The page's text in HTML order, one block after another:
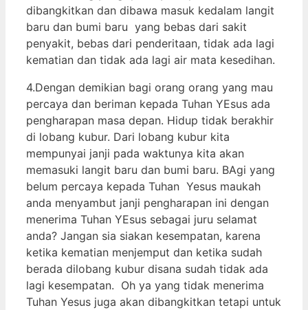
dibangkitkan dan dibawa masuk kedalam langit
baru dan bumi baru yang bebas dari sakit
penyakit, bebas dari penderitaan, tidak ada lagi
kematian dan tidak ada lagi air mata kesedihan.
4.Dengan demikian bagi orang orang yang mau
percaya dan beriman kepada Tuhan YEsus ada
pengharapan masa depan. Hidup tidak berakhir
di lobang kubur. Dari lobang kubur kita
mempunyai janji pada waktunya kita akan
memasuki langit baru dan bumi baru. BAgi yang
belum percaya kepada Tuhan Yesus maukah
anda menyambut janji pengharapan ini dengan
menerima Tuhan YEsus sebagai juru selamat
anda? Jangan sia siakan kesempatan, karena
ketika kematian menjemput dan ketika sudah
berada dilobang kubur disana sudah tidak ada
lagi kesempatan. Oh ya yang tidak menerima
Tuhan Yesus juga akan dibangkitkan tetapi untuk